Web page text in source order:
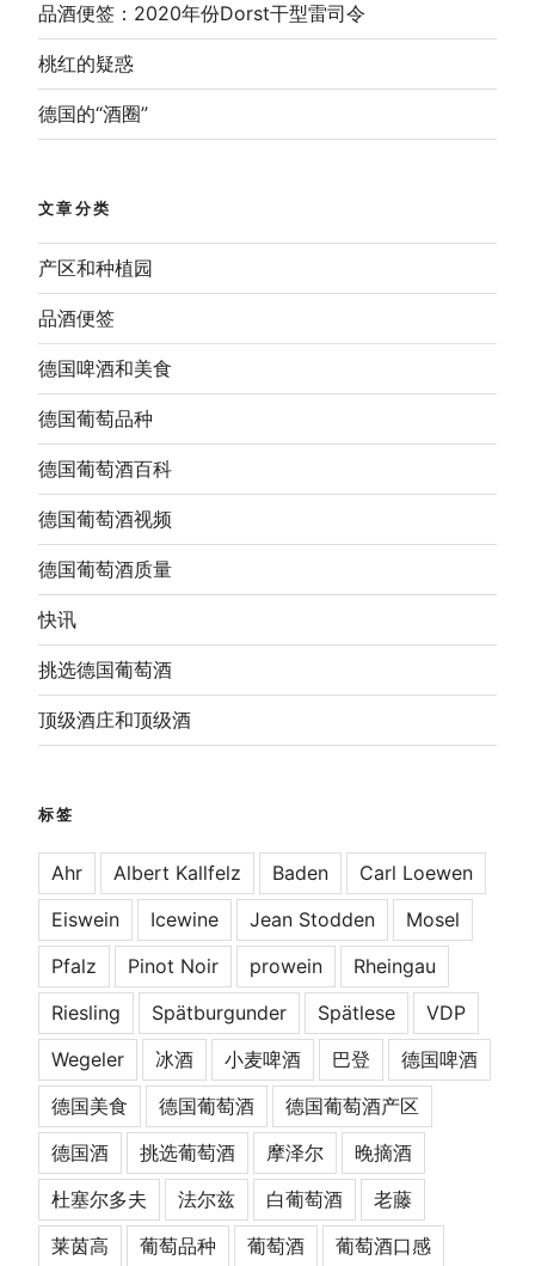
品酒便签：2020年份Dorst干型雷司令
桃红的疑惑
德国的“酒圈”
文章分类
产区和种植园
品酒便签
德国啤酒和美食
德国葡萄品种
德国葡萄酒百科
德国葡萄酒视频
德国葡萄酒质量
快讯
挑选德国葡萄酒
顶级酒庄和顶级酒
标签
Ahr Albert Kallfelz Baden
Carl Loewen
Eiswein
Icewine Jean Stodden
Mosel
Pfalz
Pinot Noir prowein
Rheingau
Riesling
Spätburgunder Spätlese
VDP
Wegeler
冰酒 小麦啤酒 巴登
德国啤酒
德国美食
德国葡萄酒
德国葡萄酒产区
德国酒
挑选葡萄酒 摩泽尔
晚摘酒
杜塞尔多夫
法尔兹 白葡萄酒
老藤
莱茵高
葡萄品种 葡萄酒 葡萄酒口感